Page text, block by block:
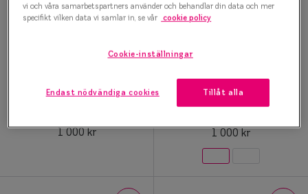
Timeless Classics
1 000 kr
Timeless Classics
1 000 kr
vi och våra samarbetspartners använder och behandlar din data och mer
specifikt vilken data vi samlar in, se vår cookie policy
Cookie-inställningar
Endast nödvändiga cookies Tillåt alla